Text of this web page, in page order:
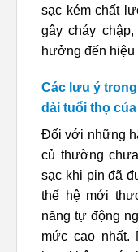
sạc kém chất
gây cháy
hưởng đến hiệu
Các lưu ý
dài tuổi thọ của
Đối với những
củ thường
sạc khi pin đã
thế hệ mới
năng tự động
mức cao nhất.